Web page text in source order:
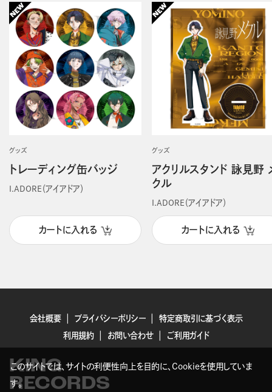
グッズ
トレーディング缶バッジ
I.ADORE（アイアドア）
カートに入れる
グッズ
アクリルスタンド 詠見野
クル
I.ADORE（アイアドア）
カートに入れる
会社概要 プライバシーポリシー
特定商取引に基づく表示
利用規約
お問い合わせ ご利用ガイド
KING
RECORDS
このサイトでは、サイトの利便性向上を目的に、Cookieを使用していま
す。